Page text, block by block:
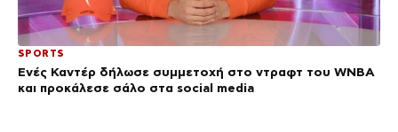
SPORTS
Ενές Καντέρ δήλωσε συμμετοχή στο ντραφτ του WNBA
και προκάλεσε σάλο στα social media